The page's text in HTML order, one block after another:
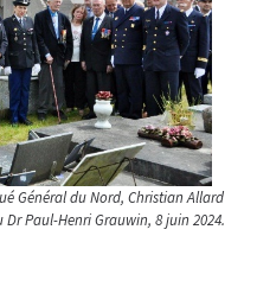
Général du Nord, Christian Allard
Paul-Henri Grauwin, 8 juin 2024.